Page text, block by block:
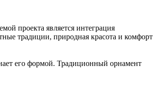
проекта является интеграция
традиции, природная красота и комфорт
его формой. Традиционный орнамент